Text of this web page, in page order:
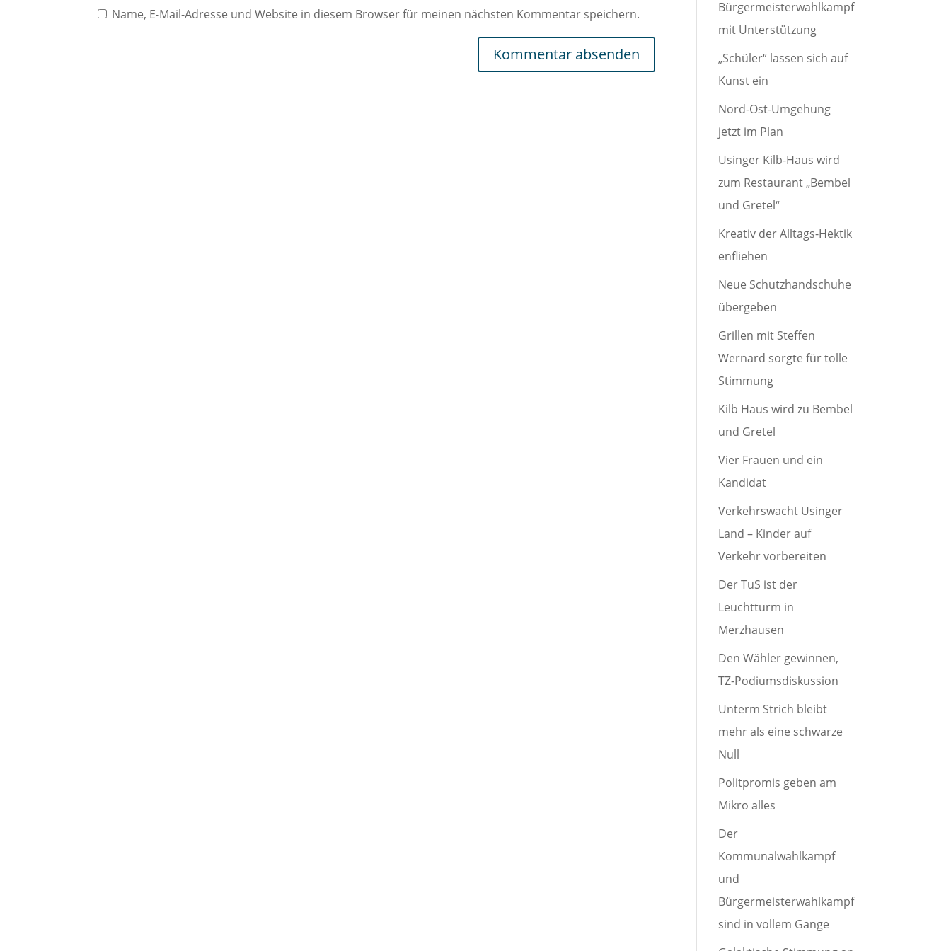
Name, E-Mail-Adresse und Website in diesem Browser für meinen nächsten Kommentar speichern.
Bürgermeisterwahlkampf
mit Unterstützung
„Schüler“ lassen sich auf
Kunst ein
Nord-Ost-Umgehung
jetzt im Plan
Usinger Kilb-Haus wird
zum Restaurant „Bembel
und Gretel“
Kreativ der Alltags-Hektik
enfliehen
Neue Schutzhandschuhe
übergeben
Grillen mit Steffen
Wernard sorgte für tolle
Stimmung
Kilb Haus wird zu Bembel
und Gretel
Vier Frauen und ein
Kandidat
Verkehrswacht Usinger
Land – Kinder auf
Verkehr vorbereiten
Der TuS ist der
Leuchtturm in
Merzhausen
Den Wähler gewinnen,
TZ-Podiumsdiskussion
Unterm Strich bleibt
mehr als eine schwarze
Null
Politpromis geben am
Mikro alles
Der
Kommunalwahlkampf
und
Bürgermeisterwahlkampf
sind in vollem Gange